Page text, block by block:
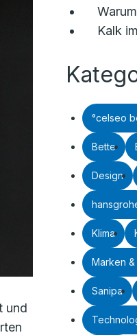
und
Kalk
°celseo
Bette
Design
Klima
Marken
Sanipa